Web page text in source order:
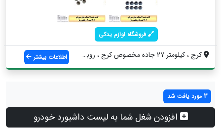
فروشگاه لوازم یدکی
کرج ، کیلومتر 27 جاده مخصوص کرج ، روبه ر... اطلاعات بیشتر
3 مورد یافت شد
افزودن شغل شما به لیست داشبورد خودرو